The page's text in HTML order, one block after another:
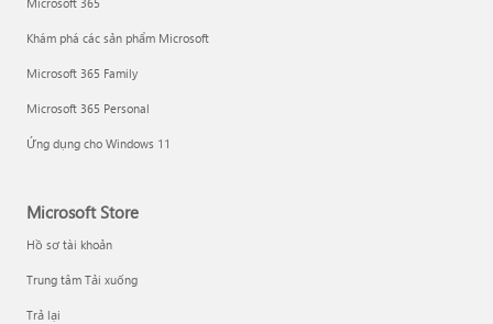
Khám phá các sản phẩm Microsoft
Microsoft 365 Family
Microsoft 365 Personal
Ứng dụng cho Windows 11
Microsoft Store
Hồ sơ tài khoản
Trung tâm Tải xuống
Trả lại